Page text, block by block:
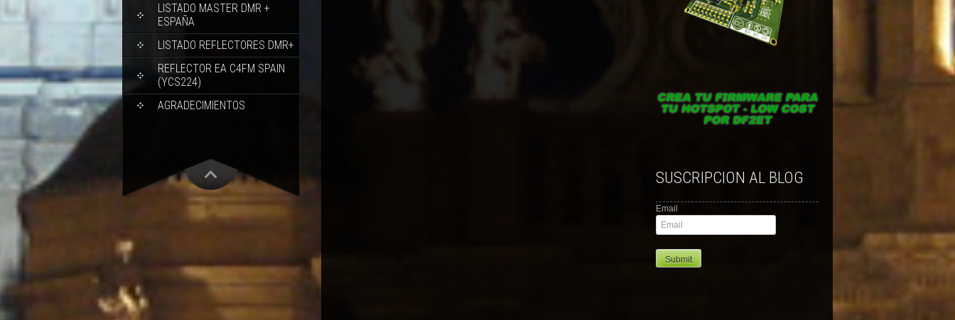
LISTADO MASTER DMR +
ESPAÑA
LISTADO REFLECTORES DMR+
REFLECTOR EA C4FM SPAIN
(YCS224)
AGRADECIMIENTOS
SUSCRIPCION AL BLOG
Email